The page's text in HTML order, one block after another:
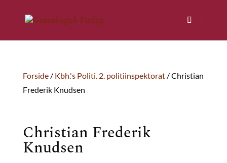
Forside/ Kbh.'s Politi. 2. politiinspektorat/ Christian
Frederik Knudsen
Christian Frederik
Knudsen